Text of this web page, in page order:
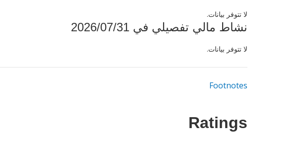
لا تتوفر بيانات.
نشاط مالي تفصيلي في 2026/07/31
لا تتوفر بيانات.
Footnotes
Ratings